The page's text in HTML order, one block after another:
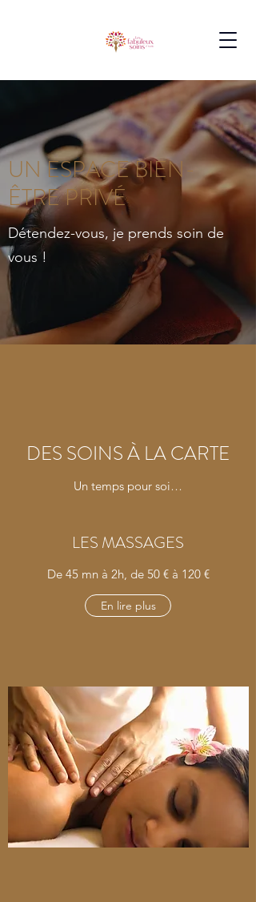
UN ESPACE BIEN-
ÊTRE PRIVÉ
Détendez-vous, je prends soin de
vous !
DES SOINS À LA CARTE
Un temps pour soi…
LES MASSAGES
De 45 mn à 2h, de 50 € à 120 €
En lire plus